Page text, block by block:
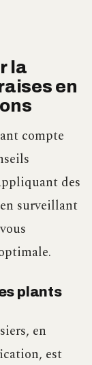
la
en
compte
des
surveillant
plants
en
est